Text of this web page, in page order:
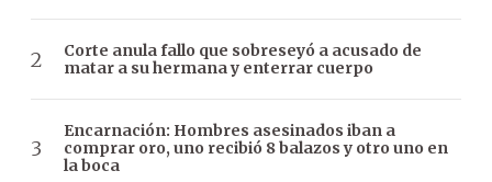
Corte anula fallo que sobreseyó a acusado de
matar a su hermana y enterrar cuerpo
Encarnación: Hombres asesinados iban a
comprar oro, uno recibió 8 balazos y otro uno en
la boca